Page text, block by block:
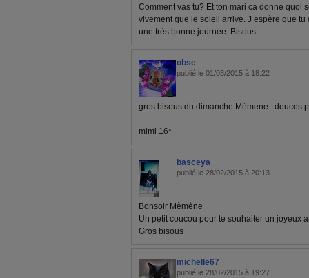
Comment vas tu? Et ton mari ca donne quoi
vivement que le soleil arrive. J espère que
une très bonne journée. Bisous
obse
publié le 01/03/2015 à 18:22
gros bisous du dimanche Mémene ::douces
mimi 16*
basceya
publié le 28/02/2015 à 20:13
Bonsoir Mèmène
Un petit coucou pour te souhaiter un joyeux
Gros bisous
michelle67
publié le 28/02/2015 à 19:27